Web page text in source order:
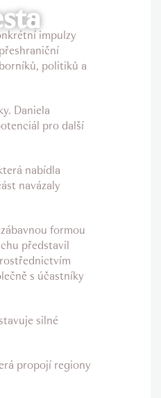
impulzy
politiků a
Daniela
pro další
nabídla
navázaly
formou
představil
s účastníky
silné
propojí regiony